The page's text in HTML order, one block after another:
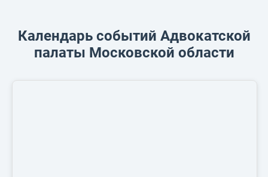
Календарь событий Адвокатской
палаты Московской области